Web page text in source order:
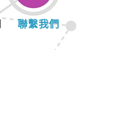
聯繫我們